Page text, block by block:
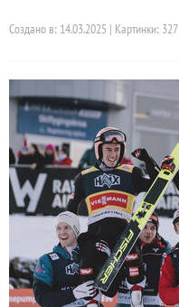
Создано в: 14.03.2025 | Картинки: 327